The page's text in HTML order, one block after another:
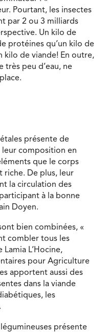
Pourtant, les insectes
par 2 ou 3 milliards
Un kilo de
protéines qu’un kilo de
kilo de viande! En outre,
très peu d’eau, ne
présente de
leur composition en
que le corps
riche. De plus, leur
la circulation des
à la bonne
Doyen.
bien combinées, «
combler tous les
L’Hocine,
pour Agriculture
apportent aussi des
dans la viande
les
présente